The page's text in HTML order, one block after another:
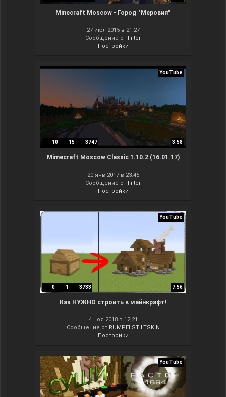
Minecraft Moscow - Город "Меровия"
27 июл 2015 в 21:27
Сообщение от Filter
Постройки
YouTube
10 15 3747 3:58
Mimecraft Moscow Classic 1.10.2 (16.01.17)
20 янв 2017 в 23:45
Сообщение от Filter
Постройки
YouTube
0 1 3733 7:56
Как НУЖНО строить в майнкрафт!
4 ноя 2018 в 12:21
Сообщение от RUMPELSTILTSKIN
Постройки
YouTube